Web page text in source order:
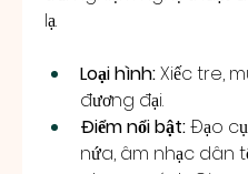
lạ.
Loại hình: Xiếc tre,
đương đại.
Điểm nổi bật: Đạo
nứa, âm nhạc dân